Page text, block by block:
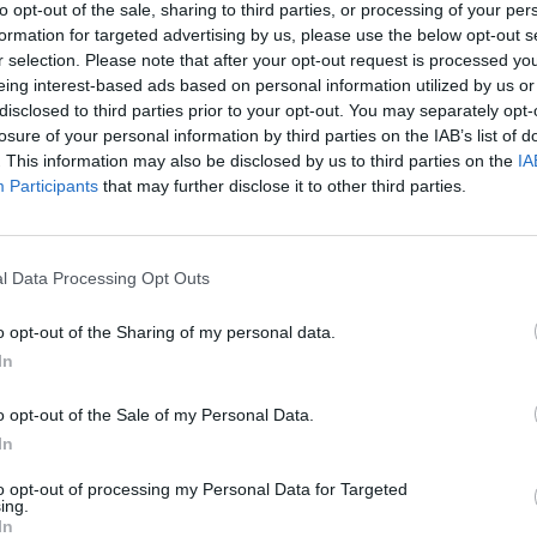
opt-out of the sale, sharing to third parties, or processing of your
for targeted advertising by us, please use the below opt-out
selection. Please note that after your opt-out request is processed
interest-based ads based on personal information utilized by us
to third parties prior to your opt-out. You may separately
of your personal information by third parties on the IAB’s list of
This information may also be disclosed by us to third parties on the
Participants that may further disclose it to other third parties.
Data Processing Opt Outs
opt-out of the Sharing of my personal data.
opt-out of the Sale of my Personal Data.
opt-out of processing my Personal Data for Targeted
atteso un altro incontro (©LaPresse)
e portare Marco Palestra a Milano.
dal quale le parti sono uscite molto vicine, è
per trovare una quadra definitiva.
disposta ad accogliere la richiesta
ha giocato 37 partite segnando un gol e 4
si concentrerebbe su quella per portare a